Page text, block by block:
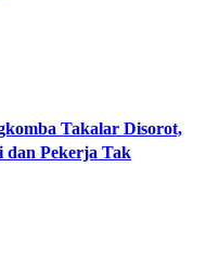
Takalar Disorot,
dan Pekerja Tak